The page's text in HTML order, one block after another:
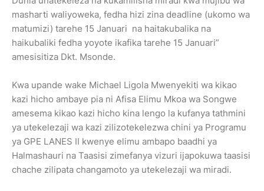
masharti waliyoweka, fedha hizi zina deadline (ukomo wa
matumizi) tarehe 15 Januari na haitakubalika na
haikubaliki fedha yoyote ikafika tarehe 15 Januari”
amesisitiza Dkt. Msonde.
Kwa upande wake Michael Ligola Mwenyekiti wa kikao
kazi hicho ambaye pia ni Afisa Elimu Mkoa wa Songwe
amesema kikao kazi hicho kina lengo la kufanya tathmini
ya utekelezaji wa kazi zilizotekelezwa chini ya Programu
ya GPE LANES II kwenye elimu ambapo baadhi ya
Halmashauri na Taasisi zimefanya vizuri ijapokuwa taasisi
chache zilipata changamoto ya utekelezaji wa miradi.